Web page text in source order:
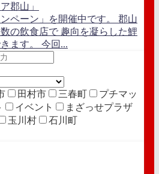
郡山」
ペーン」を開催中です。 郡山
の飲食店で 趣向を凝らした鯉
ます。 今回...
田村市 三春町
プチマッ
イベント
まざっせプラザ
玉川村 石川町